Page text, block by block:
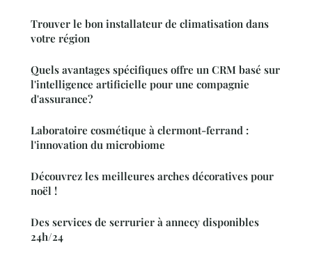
Trouver le bon installateur de climatisation dans
votre région
Quels avantages spécifiques offre un CRM basé sur
l'intelligence artificielle pour une compagnie
d'assurance?
Laboratoire cosmétique à clermont-ferrand :
l'innovation du microbiome
Découvrez les meilleures arches décoratives pour
noël !
Des services de serrurier à annecy disponibles
24h/24